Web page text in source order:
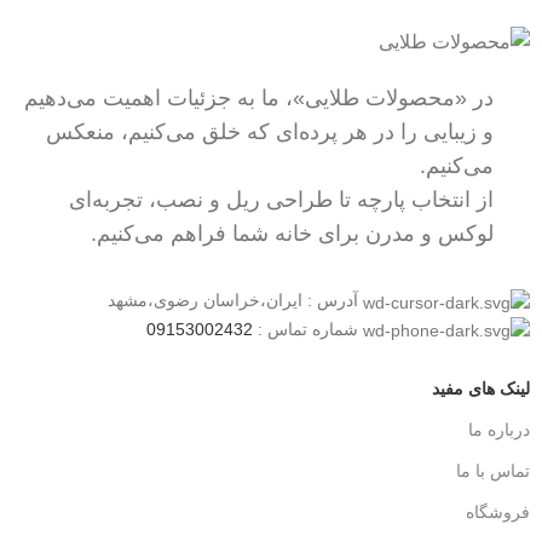
در «محصولات طلایی»، ما به جزئیات اهمیت می‌دهیم
و زیبایی را در هر پرده‌ای که خلق می‌کنیم، منعکس
می‌کنیم.
از انتخاب پارچه تا طراحی ریل و نصب، تجربه‌ای
لوکس و مدرن برای خانه شما فراهم می‌کنیم.
آدرس : ایران،خراسان رضوی،مشهد
شماره تماس : 09153002432
لینک های مفید
درباره ما
تماس با ما
فروشگاه